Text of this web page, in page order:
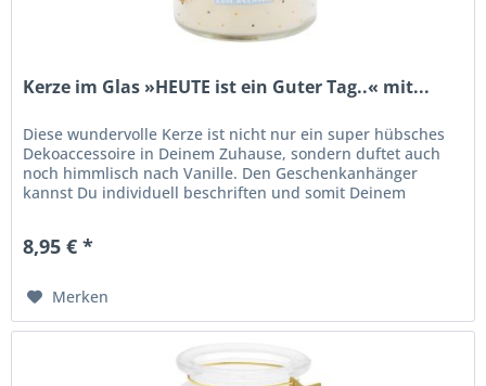
Kerze im Glas »HEUTE ist ein Guter Tag..« mit...
Diese wundervolle Kerze ist nicht nur ein super hübsches
Dekoaccessoire in Deinem Zuhause, sondern duftet auch
noch himmlisch nach Vanille. Den Geschenkanhänger
kannst Du individuell beschriften und somit Deinem
8,95 € *
Merken